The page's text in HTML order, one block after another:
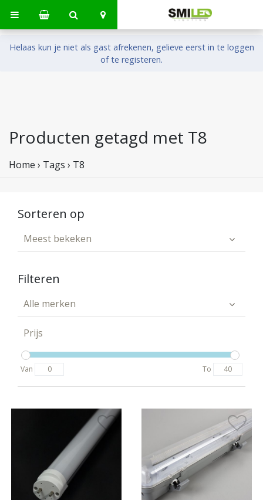
Helaas kun je niet als gast afrekenen, gelieve eerst in te loggen
of te registeren.
Producten getagd met T8
Home › Tags › T8
Sorteren op
Meest bekeken
Filteren
Alle merken
Prijs
Van To